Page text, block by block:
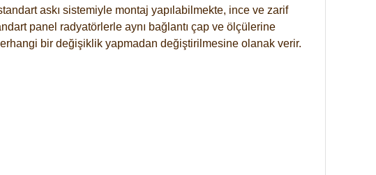
askı sistemiyle montaj yapılabilmekte, ince ve zarif
panel radyatörlerle aynı bağlantı çap ve ölçülerine
bir değişiklik yapmadan değiştirilmesine olanak verir.